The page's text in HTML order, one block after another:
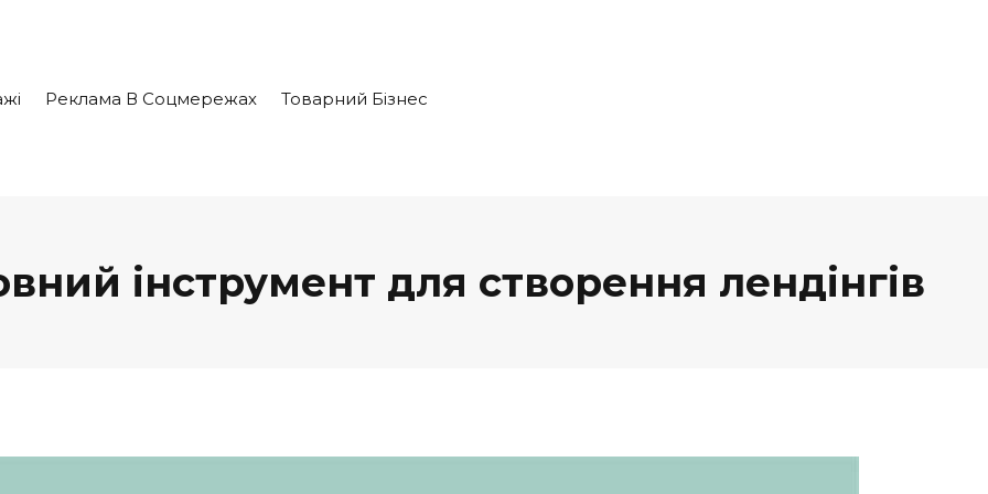
Реклама В Соцмережах Товарний Бізнес
інструмент для створення лендінгів